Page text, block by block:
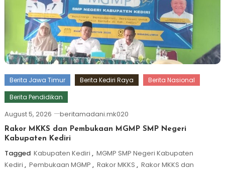
Berita Jawa Timur Berita Kediri Raya
Berita Nasional
Berita Pendidikan
August 5, 2026 beritamadani.mk020
Rakor MKKS dan Pembukaan MGMP SMP Negeri
Kabupaten Kediri
Tagged Kabupaten Kediri , MGMP SMP Negeri Kabupaten
Kediri , Pembukaan MGMP , Rakor MKKS , Rakor MKKS dan